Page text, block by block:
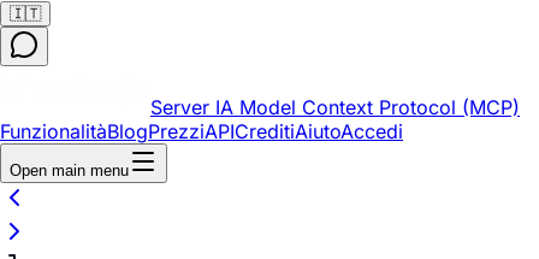
🇮🇹
Server IA Model Context Protocol (MCP)
FunzionalitàBlogPrezziAPICreditiAiutoAccedi
Open main menu